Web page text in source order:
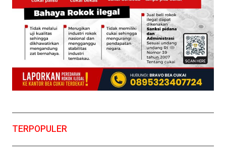
TERPOPULER